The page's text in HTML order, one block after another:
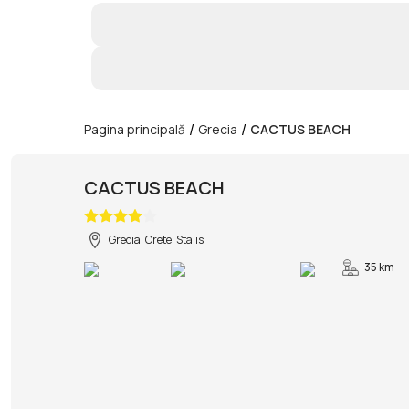
Pagina principală / Grecia / CACTUS BEACH
CACTUS BEACH
Grecia, Crete, Stalis
35 km